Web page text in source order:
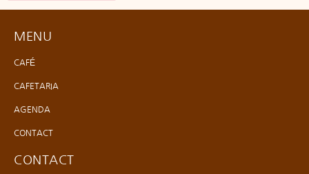
MENU
CAFÉ
CAFETARIA
AGENDA
CONTACT
CONTACT